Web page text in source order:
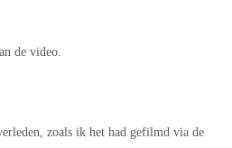
de video.
zoals ik het had gefilmd via de